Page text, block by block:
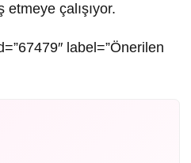
çalışıyor.
label=”Önerilen